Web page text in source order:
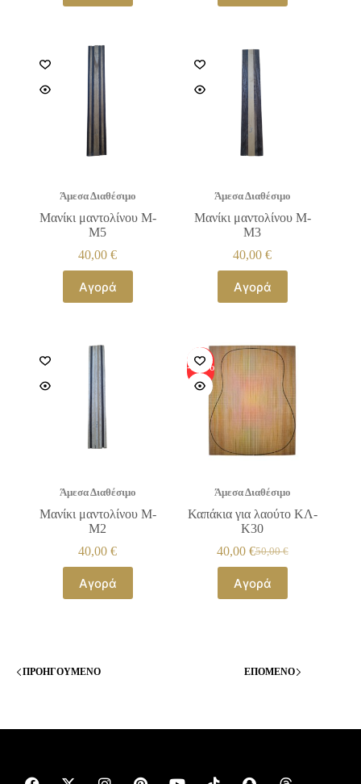
Άμεσα Διαθέσιμο
Μανίκι μαντολίνου Μ-
Μ5
40,00€
Αγορά
Άμεσα Διαθέσιμο
Μανίκι μαντολίνου Μ-
Μ3
40,00€
Αγορά
Άμεσα Διαθέσιμο
Μανίκι μαντολίνου Μ-
Μ2
40,00€
Αγορά
-20%
Άμεσα Διαθέσιμο
Καπάκια για λαούτο ΚΛ-
Κ30
50,00€
40,00 €
Αγορά
ΠΡΟΗΓΟΎΜΕΝΟ ΕΠΌΜΕΝΟ